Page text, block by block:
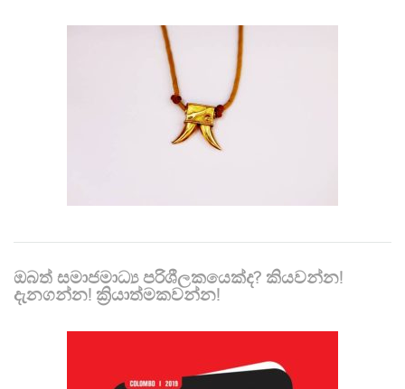
ඔබත් සමාජමාධ්‍ය පරිශීලකයෙක්ද? කියවන්න!
දැනගන්න! ක්‍රියාත්මකවන්න!